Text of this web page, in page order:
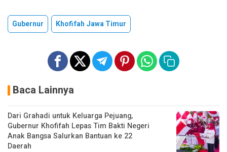
Gubernur Khofifah Jawa Timur
Baca Lainnya
Dari Grahadi untuk Keluarga Pejuang,
Gubernur Khofifah Lepas Tim Bakti Negeri
Anak Bangsa Salurkan Bantuan ke 22
Daerah